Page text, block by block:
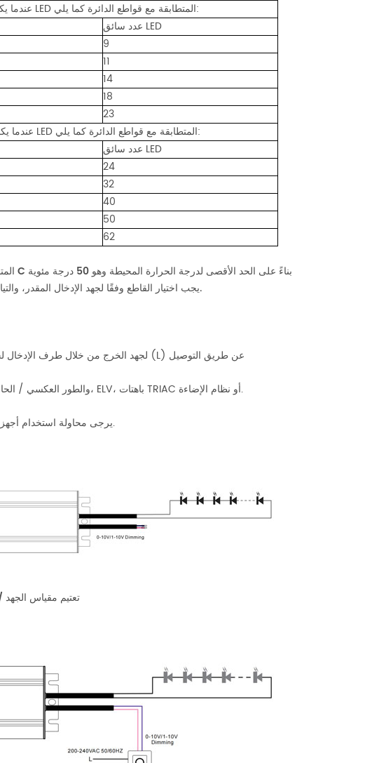
عندما يكون جهد الإدخال 120 فولت تيار متردد، يكون عدد برامج تشغيل LED المتطابقة مع قواطع الدائرة كما يلي:
عدد سائق LED
9
11
14
18
23
عندما يكون جهد الإدخال 277 فولت تيار متردد، يكون عدد برامج تشغيل LED المتطابقة مع قواطع الدائرة كما يلي:
عدد سائق LED
24
32
40
50
62
يوصى بالكميات المذكورة أعلاه من محركات LED المتصلة بالنوع C بناءً على الحد الأقصى لدرجة الحرارة المحيطة وهو 50 درجة مئوية
يجب اختيار القاطع وفقًا لجهد الإدخال المقدر، والتيار المقدر، ودرجة الحرارة المحيطة، ومنحنى خصائص الرحلة.
1. يمكن تعديل تعديل عرض النبضة (PWM) لجهد الخرج من خلال طرف الإدخال لخط الطور المتردد (L) عن طريق التوصيل
2. العمل مع الطور الأمامي / الحافة الأمامية، MLV والطور العكسي / الحافة الخلفية، ELV، باهتات TRIAC أو نظام الإضاءة.
يرجى محاولة استخدام أجهزة التعتيم بقوة تعادل 1.5 مرة على الأقل من طاقة خرج السائق.
استخدام تعتيم واحد --- 0-10/ 1-10 فولت/ 10 فولت PWM/ تعتيم مقياس الجهد